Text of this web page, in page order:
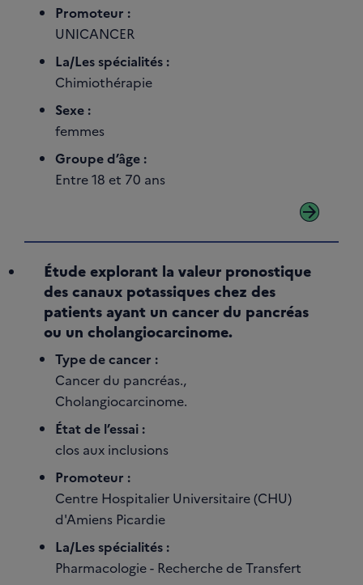
Promoteur :
UNICANCER
La/Les spécialités :
Chimiothérapie
Sexe :
femmes
Groupe d’âge :
Entre 18 et 70 ans
arrow_forward
Étude explorant la valeur pronostique
des canaux potassiques chez des
patients ayant un cancer du pancréas
ou un cholangiocarcinome.
Type de cancer :
Cancer du pancréas.,
Cholangiocarcinome.
État de l’essai :
clos aux inclusions
Promoteur :
Centre Hospitalier Universitaire (CHU)
d'Amiens Picardie
La/Les spécialités :
Pharmacologie - Recherche de Transfert